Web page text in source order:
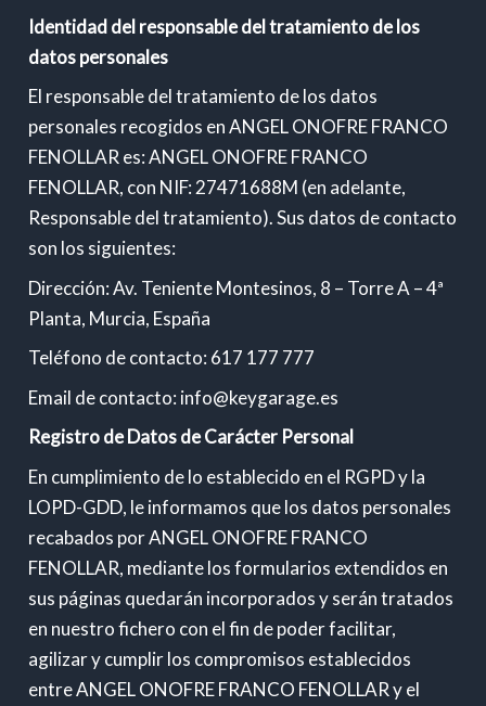
Identidad del responsable del tratamiento de los
datos personales
El responsable del tratamiento de los datos
personales recogidos en ANGEL ONOFRE FRANCO
FENOLLAR es: ANGEL ONOFRE FRANCO
FENOLLAR, con NIF: 27471688M (en adelante,
Responsable del tratamiento). Sus datos de contacto
son los siguientes:
Dirección: Av. Teniente Montesinos, 8 – Torre A – 4ª
Planta, Murcia, España
Teléfono de contacto: 617 177 777
Email de contacto: info@keygarage.es
Registro de Datos de Carácter Personal
En cumplimiento de lo establecido en el RGPD y la
LOPD-GDD, le informamos que los datos personales
recabados por ANGEL ONOFRE FRANCO
FENOLLAR, mediante los formularios extendidos en
sus páginas quedarán incorporados y serán tratados
en nuestro fichero con el fin de poder facilitar,
agilizar y cumplir los compromisos establecidos
entre ANGEL ONOFRE FRANCO FENOLLAR y el